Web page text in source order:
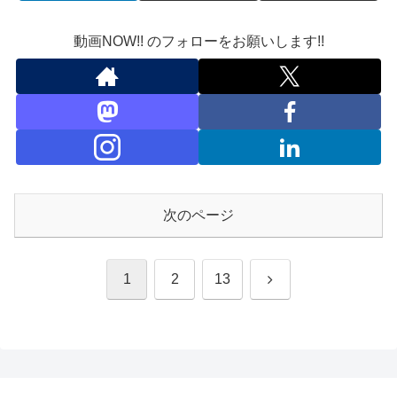
動画NOW!! のフォローをお願いします!!
次のページ
1 2 13 次